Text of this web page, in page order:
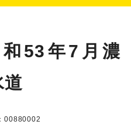
和53年7月濃
道
00880002